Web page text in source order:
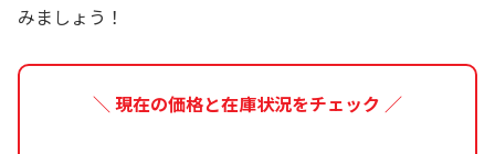
みましょう！
＼ 現在の価格と在庫状況をチェック ／